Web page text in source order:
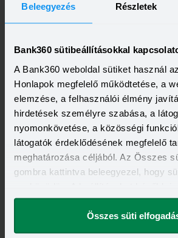
Beleegyezés Részletek
Bank360 sütibeállításokkal
A Bank360 weboldal sütiket használ
Honlapok megfelelő működtetése, a
elemzése, a felhasználói élmény
hirdetések személyre szabása, a
nyomonkövetése, a közösségi
látogatók érdeklődésének megfelelő
meghatározása céljából. Az Összes
gombra kattintva beleegyezel, hogy
megváltoztathatod.
Összes süti
Értékeldaz Allianz-
4,61/51